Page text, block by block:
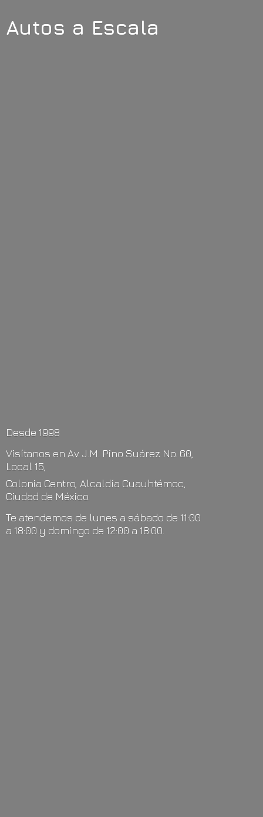
Autos a Escala
Desde 1998
Visítanos en Av. J.M. Pino Suárez No. 60,
Local 15,
Colonia Centro, Alcaldía Cuauhtémoc,
Ciudad de México.
Te atendemos de lunes a sábado de 11:00
a 18:00 y domingo de 12:00 a 18:00.